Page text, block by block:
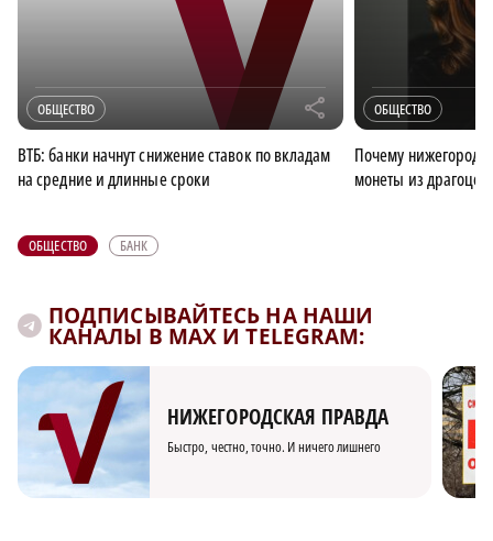
ОБЩЕСТВО r
ВТБ: банки начнут снижение ставок по вкладам
на средние и длинные сроки
ОБЩЕСТВО
Почему
монеты из
ОБЩЕСТВО БАНК
ПОДПИСЫВАЙТЕСЬ НА НАШИ
КАНАЛЫ В MAX И TELEGRAM:
НИЖЕГОРОДСКАЯ ПРАВДА
Быстро, честно, точно. И ничего лишнего